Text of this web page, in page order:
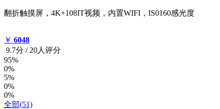
翻折触摸屏，4K+108IT视频，内置WIFI，IS0160感光度
￥ 6048
9.7分 / 20人评分
95%
0%
5%
0%
0%
全部(51)